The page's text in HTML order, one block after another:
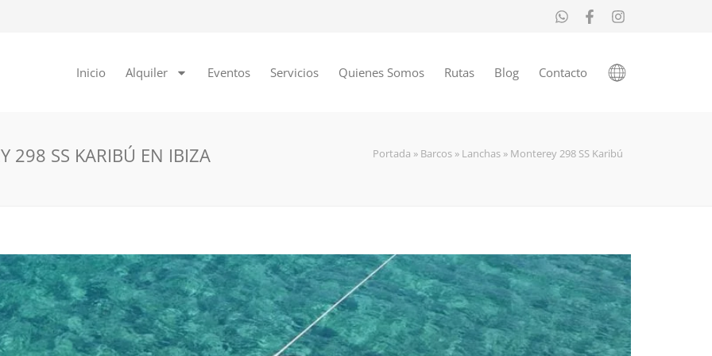
Inicio Alquiler Eventos Servicios Quienes Somos Rutas Blog Contacto
298 SS KARIBÚ EN IBIZA Portada » Barcos » Lanchas » Monterey 298 SS Karibú